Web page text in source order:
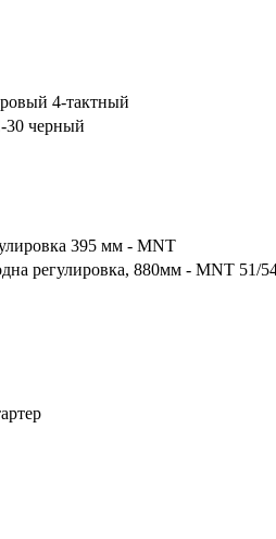
4-тактный
30 черный
395 мм - MNT
регулировка, 880мм - MNT 51/